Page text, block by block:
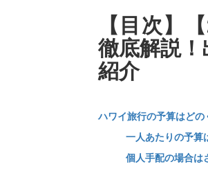
【目次】
徹底解説
紹介
ハワイ旅行の予算はどの
一人あたりの予算
個人手配の場合は